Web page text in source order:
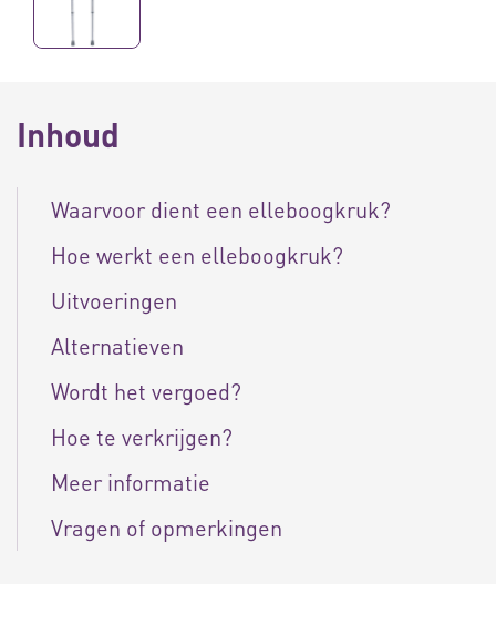
Inhoud
Waarvoor dient een elleboogkruk?
Hoe werkt een elleboogkruk?
Uitvoeringen
Alternatieven
Wordt het vergoed?
Hoe te verkrijgen?
Meer informatie
Vragen of opmerkingen